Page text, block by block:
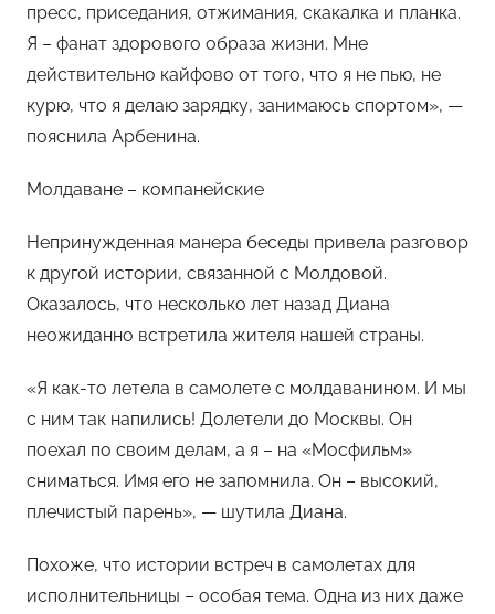
пресс, приседания, отжимания, скакалка и планка.
Я – фанат здорового образа жизни. Мне
действительно кайфово от того, что я не пью, не
курю, что я делаю зарядку, занимаюсь спортом», —
пояснила Арбенина.
Молдаване – компанейские
Непринужденная манера беседы привела разговор
к другой истории, связанной с Молдовой.
Оказалось, что несколько лет назад Диана
неожиданно встретила жителя нашей страны.
«Я как-то летела в самолете с молдаванином. И мы
с ним так напились! Долетели до Москвы. Он
поехал по своим делам, а я – на «Мосфильм»
сниматься. Имя его не запомнила. Он – высокий,
плечистый парень», — шутила Диана.
Похоже, что истории встреч в самолетах для
исполнительницы – особая тема. Одна из них даже